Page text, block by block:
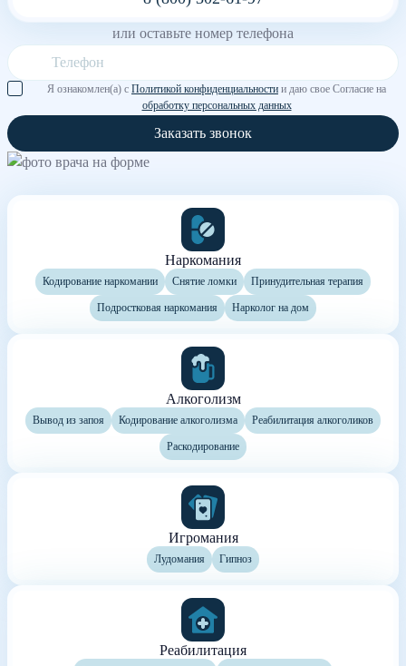
или оставьте номер телефона
Я ознакомлен(а) с Политикой конфиденциальности и даю свое Согласие на
обработку персональных данных
Заказать звонок
Наркомания
Кодирование наркомании Снятие ломки Принудительная терапия
Подростковая наркомания Нарколог на дом
Алкоголизм
Вывод из запоя Кодирование алкоголизма Реабилитация алкоголиков
Раскодирование
Игромания
Лудомания Гипноз
Реабилитация